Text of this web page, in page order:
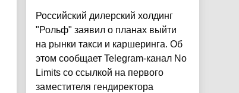
Российский дилерский холдинг
"Рольф" заявил о планах выйти
на рынки такси и каршеринга. Об
этом сообщает Telegram-канал No
Limits со ссылкой на первого
заместителя гендиректора